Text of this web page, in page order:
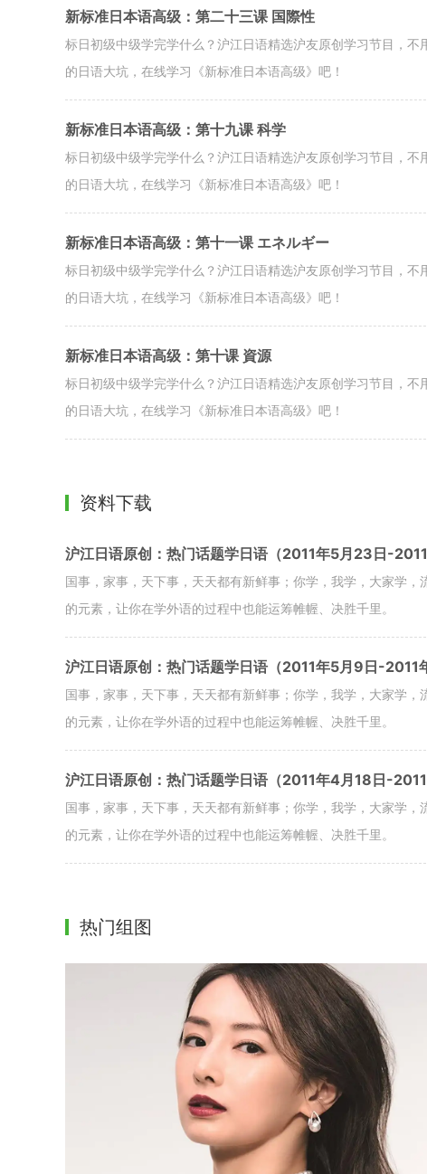
新标准日本语高级：第二十三课 国際性
标日初级中级学完学什么？沪江日语精选沪友原创学习节目，
的日语大坑，在线学习《新标准日本语高级》吧！
新标准日本语高级：第十九课 科学
标日初级中级学完学什么？沪江日语精选沪友原创学习节目，
的日语大坑，在线学习《新标准日本语高级》吧！
新标准日本语高级：第十一课 エネルギー
标日初级中级学完学什么？沪江日语精选沪友原创学习节目，
的日语大坑，在线学习《新标准日本语高级》吧！
新标准日本语高级：第十课 資源
标日初级中级学完学什么？沪江日语精选沪友原创学习节目，
的日语大坑，在线学习《新标准日本语高级》吧！
资料下载
沪江日语原创：热门话题学日语（2011年5月23日-2011
国事，家事，天下事，天天都有新鲜事；你学，我学，大家学
的元素，让你在学外语的过程中也能运筹帷幄、决胜千里。
沪江日语原创：热门话题学日语（2011年5月9日-2011
国事，家事，天下事，天天都有新鲜事；你学，我学，大家学
的元素，让你在学外语的过程中也能运筹帷幄、决胜千里。
沪江日语原创：热门话题学日语（2011年4月18日-2011
国事，家事，天下事，天天都有新鲜事；你学，我学，大家学
的元素，让你在学外语的过程中也能运筹帷幄、决胜千里。
热门组图